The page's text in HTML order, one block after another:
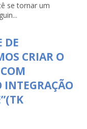
se tornar um
DE
CRIAR O
INTEGRAÇÃO